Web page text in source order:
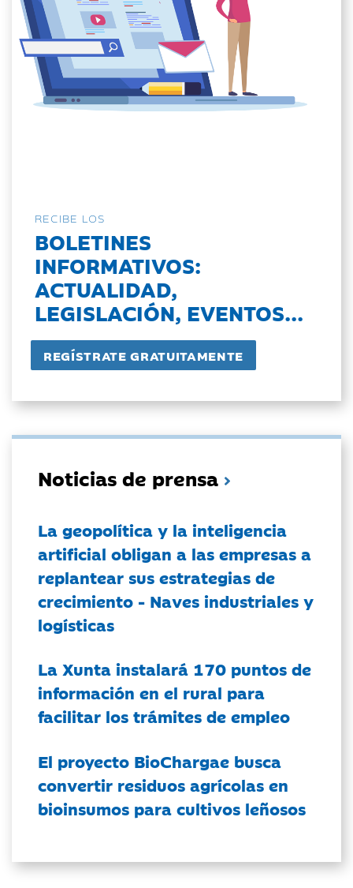
RECIBE LOS
BOLETINES
INFORMATIVOS:
ACTUALIDAD,
LEGISLACIÓN, EVENTOS...
Noticias de prensa
La geopolítica y la inteligencia
artificial obligan a las empresas a
replantear sus estrategias de
crecimiento - Naves industriales y
logísticas
La Xunta instalará 170 puntos de
información en el rural para
facilitar los trámites de empleo
El proyecto BioChargae busca
convertir residuos agrícolas en
bioinsumos para cultivos leñosos